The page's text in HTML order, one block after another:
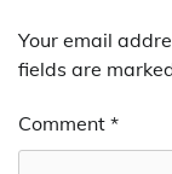
Your email
fields are
Comment *